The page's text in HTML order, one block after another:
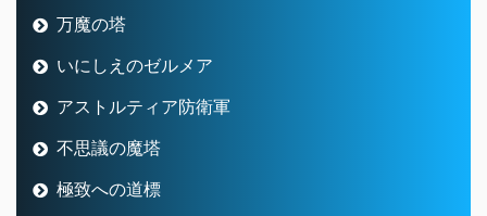
万魔の塔
いにしえのゼルメア
アストルティア防衛軍
不思議の魔塔
極致への道標